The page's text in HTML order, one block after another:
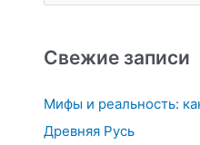
с
:
Свежие записи
Мифы и реальность:
Древняя Русь